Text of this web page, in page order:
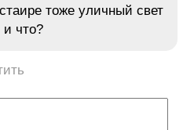
тоже уличный свет
и что?